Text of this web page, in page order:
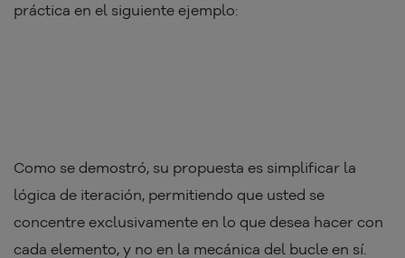
práctica en el siguiente ejemplo:
Como se demostró, su propuesta es simplificar la
lógica de iteración, permitiendo que usted se
concentre exclusivamente en lo que desea hacer con
cada elemento, y no en la mecánica del bucle en sí.